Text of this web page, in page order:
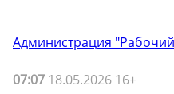
Администрация
07:07 18.05.2026 16+